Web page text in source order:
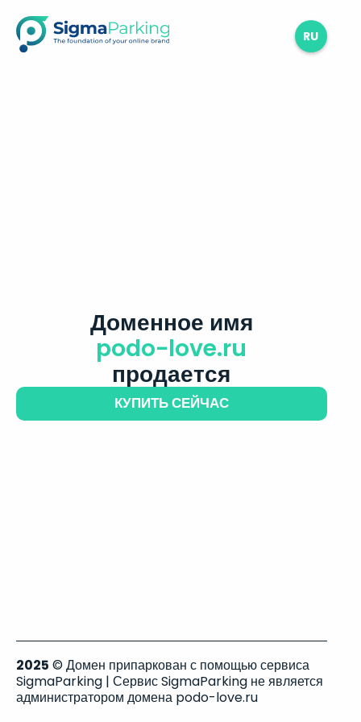
RU
Доменное имя
podo-love.ru
продается
КУПИТЬ СЕЙЧАС
2025 © Домен припаркован с помощью сервиса
SigmaParking | Сервис SigmaParking не является
администратором домена podo-love.ru